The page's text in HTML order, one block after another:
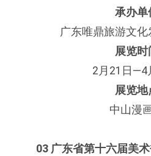
承办单
广东唯鼎旅游文化
展览时
2月21日—4
展览地
中山漫
03 广东省第十六届美